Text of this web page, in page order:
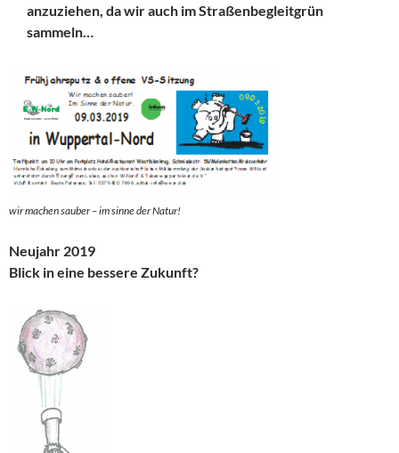
anzuziehen, da wir auch im Straßenbegleitgrün
sammeln…
wir machen sauber – im sinne der Natur!
Neujahr 2019
Blick in eine bessere Zukunft?